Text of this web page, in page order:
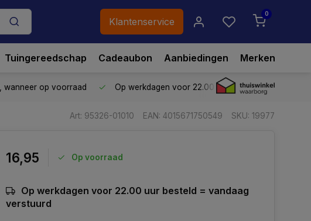
Klantenservice
0
Tuingereedschap Cadeaubon Aanbiedingen Merken
, wanneer op voorraad Op werkdagen voor 22.00 uur besteld,vandaag
Art: 95326-01010 EAN: 4015671750549 SKU: 19977
16,95 Op voorraad
Op werkdagen voor 22.00 uur besteld = vandaag
verstuurd